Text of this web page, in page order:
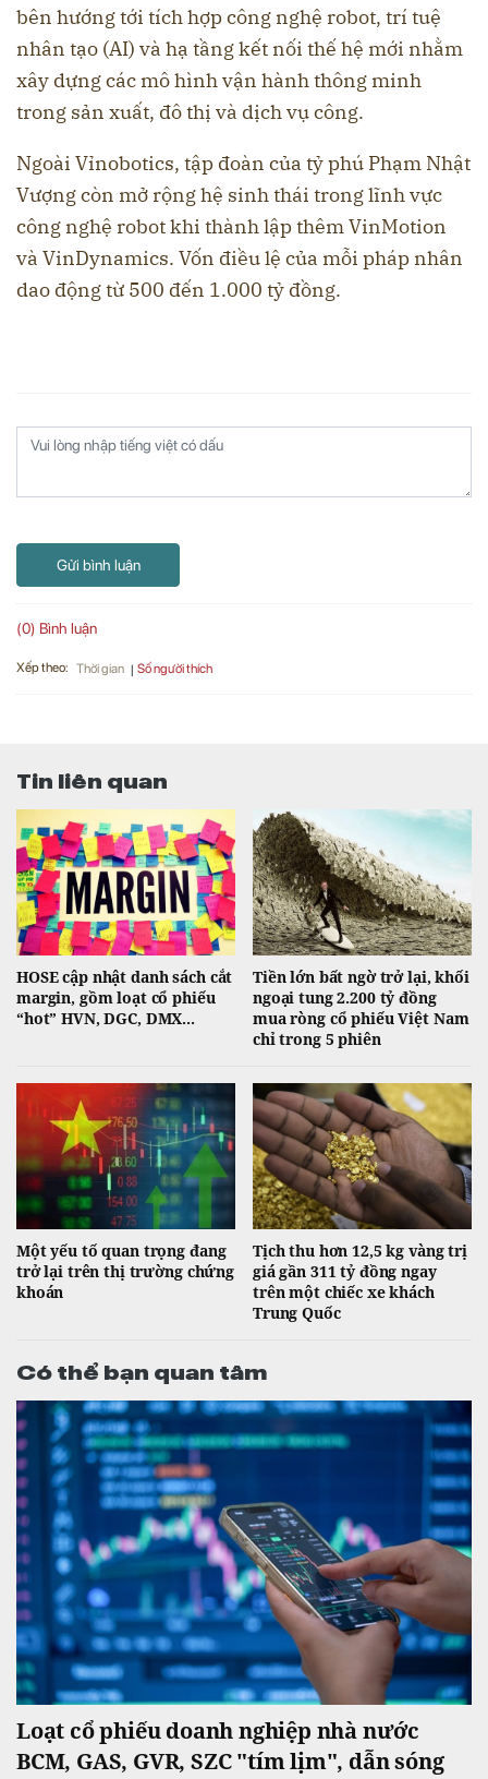
bên hướng tới tích hợp công nghệ robot, trí tuệ
nhân tạo (AI) và hạ tầng kết nối thế hệ mới nhằm
xây dựng các mô hình vận hành thông minh
trong sản xuất, đô thị và dịch vụ công.
Ngoài Vỉnobotics, tập đoàn của tỷ phú Phạm Nhật
Vượng còn mở rộng hệ sinh thái trong lĩnh vực
công nghệ robot khi thành lập thêm VinMotion
và VinDynamics. Vốn điều lệ của mỗi pháp nhân
dao động từ 500 đến 1.000 tỷ đồng.
Gửi bình luận
(0) Bình luận
Xếp theo: Thời gian Số người thích
Tin liên quan
HOSE cập nhật danh sách cắt
margin, gồm loạt cổ phiếu
“hot” HVN, DGC, DMX...
Tiền lớn bất ngờ trở lại, khối
ngoại tung 2.200 tỷ đồng
mua ròng cổ phiếu Việt Nam
chỉ trong 5 phiên
Một yếu tố quan trọng đang
trở lại trên thị trường chứng
khoán
Tịch thu hơn 12,5 kg vàng trị
giá gần 311 tỷ đồng ngay
trên một chiếc xe khách
Trung Quốc
Có thể bạn quan tâm
Loạt cổ phiếu doanh nghiệp nhà nước
BCM, GAS, GVR, SZC "tím lịm", dẫn sóng